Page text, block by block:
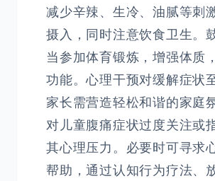
减少辛辣、生冷、油腻等刺
摄入，同时注意饮食卫生。
当参加体育锻炼，增强体质
功能。心理干预对缓解症状
家长需营造轻松和谐的家庭
对儿童腹痛症状过度关注或
其心理压力。必要时可寻求
帮助，通过认知行为疗法、